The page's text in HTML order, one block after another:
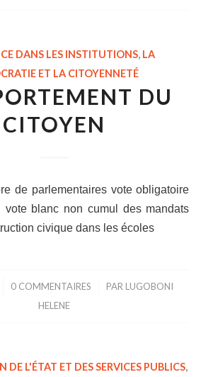
DANS LES INSTITUTIONS, LA
ET LA CITOYENNETÉ
DU
CITOYEN
de parlementaires vote obligatoire
vote blanc non cumul des mandats
civique dans les écoles
0 COMMENTAIRES
/ PAR LUGOBONI
HELENE
DE L'ÉTAT ET DES SERVICES PUBLICS,